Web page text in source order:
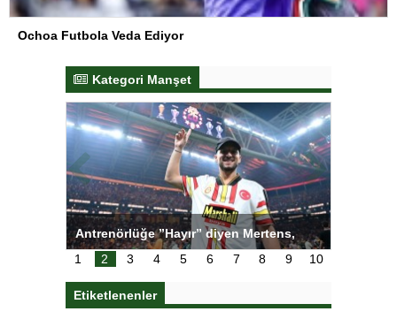
Ochoa Futbola Veda Ediyor
Kategori Manşet
diyen Mertens,
bakın ne istedi
Salihli Sporcuları Kuraş’ta
1
2 3 4 5 6 7 8 9 10
Etiketlenenler